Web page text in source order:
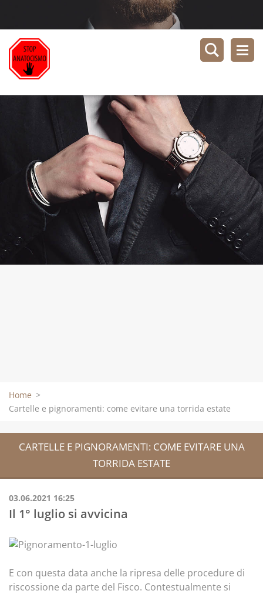
Home >
Cartelle e pignoramenti: come evitare una torrida estate
CARTELLE E PIGNORAMENTI: COME EVITARE UNA
TORRIDA ESTATE
03.06.2021 16:25
Il 1° luglio si avvicina
E con questa data anche la ripresa delle procedure di
riscossione da parte del Fisco. Contestualmente si